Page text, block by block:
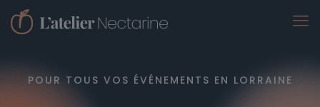
POUR TOUS VOS ÉVÉNEMENTS EN LORRAINE